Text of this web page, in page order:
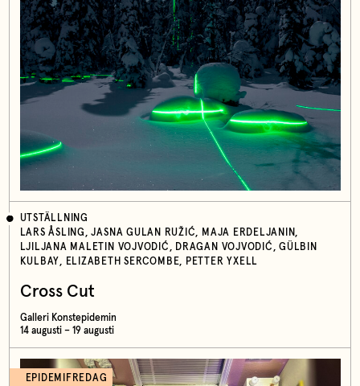
UTSTÄLLNING
LARS ÅSLING, JASNA GULAN RUŽIĆ, MAJA ERDELJANIN,
LJILJANA MALETIN VOJVODIĆ, DRAGAN VOJVODIĆ, GÜLBIN
KULBAY, ELIZABETH SERCOMBE, PETTER YXELL
Cross Cut
Galleri Konstepidemin
14 augusti – 19 augusti
EPIDEMIFREDAG